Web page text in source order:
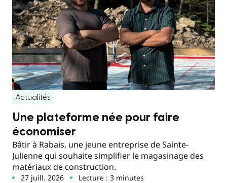
Actualités
Une plateforme née pour faire
économiser
Bâtir à Rabais, une jeune entreprise de Sainte-
Julienne qui souhaite simplifier le magasinage des
matériaux de construction.
27 juill. 2026 Lecture : 3 minutes